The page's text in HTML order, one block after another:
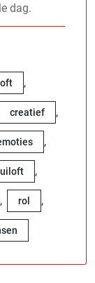
dag.
,
creatief ,
,
,
, rol ,